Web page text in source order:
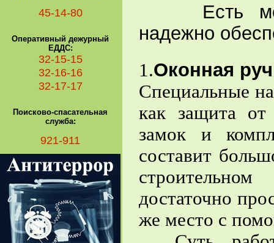
Есть
надежно
1.Оконная
Специальные
как защита
замок и
составит
достаточно
же место с
45-14-80
Оперативный дежурный
ЕДДС:
32-15-15
32-16-16
32-17-17
Поисково-спасательная
служба:
921-911